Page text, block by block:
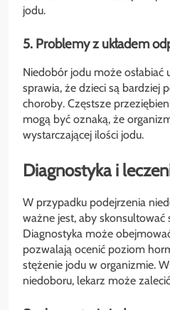
jodu.
5. Problemy z układem
Niedobór jodu może osłabiać
sprawia, że dzieci są bardziej
choroby. Częstsze
mogą być oznaką, że
wystarczającej ilości jodu.
Diagnostyka i
W przypadku podejrzenia
ważne jest, aby skonsultować
Diagnostyka może
pozwalają ocenić poziom
stężenie jodu w organizmie.
niedoboru, lekarz może